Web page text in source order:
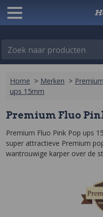
Zoek naar producten
Home > Merken >
ups 15mm
Premium Fluo
Premium Fluo Pink Pop ups
super attractieve Premium
wantrouwige karper over de